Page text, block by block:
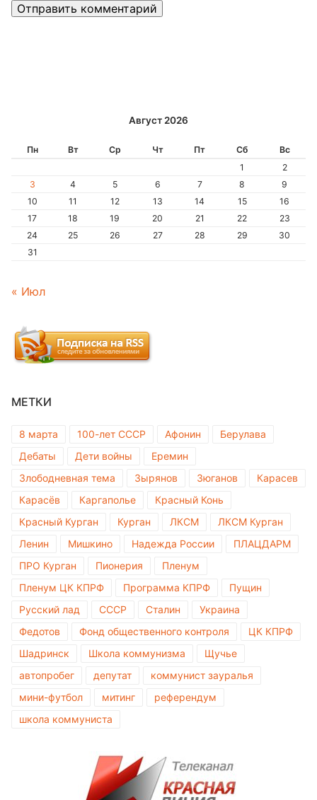
Август 2026
Пн Вт Ср Чт Пт Сб
Вс
1
2
3
4 5 6 7 8
9
10
11 12 13 14 15
16
17
18 19 20 21 22
23
24
25 26 27 28 29
30
31
« Июл
МЕТКИ
8 марта 100-лет СССР Афонин
Берулава
Дебаты
Дети войны
Еремин
Злободневная тема
Зырянов Зюганов
Карасев
Карасёв
Каргаполье
Красный Конь
Красный Курган
Курган ЛКСМ
ЛКСМ Курган
Ленин
Мишкино Надежда России
ПЛАЦДАРМ
ПРО Курган
Пионерия
Пленум
Пленум ЦК КПРФ
Программа КПРФ
Пущин
Русский лад
СССР Сталин
Украина
Федотов
Фонд общественного контроля
ЦК КПРФ
Шадринск
Школа коммунизма
Щучье
автопробег
депутат
коммунист зауралья
мини-футбол
митинг
референдум
школа коммуниста